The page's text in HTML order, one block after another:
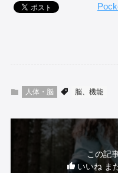
人体・脳 脳、機能
この記
いいね ま